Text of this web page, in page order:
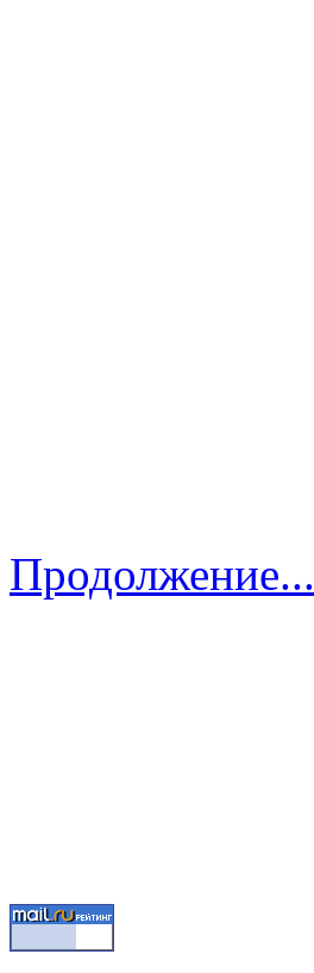
Продолжение...